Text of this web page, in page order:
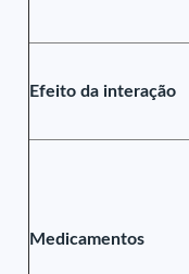
Efeito da interação
Medicamentos